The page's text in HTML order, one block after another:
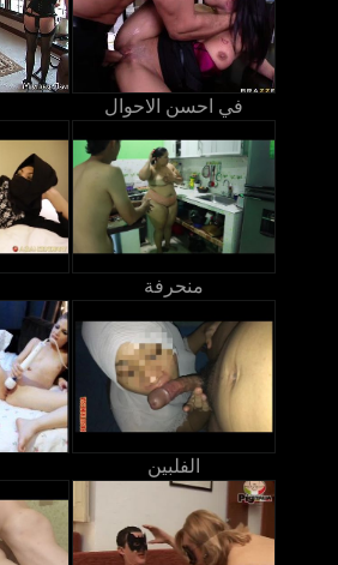
في احسن الاحوال
منحرفة
الفلبين